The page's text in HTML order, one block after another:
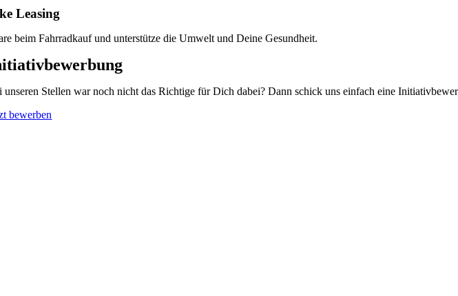
Leasing
beim Fahrradkauf und unterstütze die Umwelt und Deine Gesundheit.
unseren Stellen war noch nicht das Richtige für Dich dabei? Dann schick uns einfach eine
bewerben